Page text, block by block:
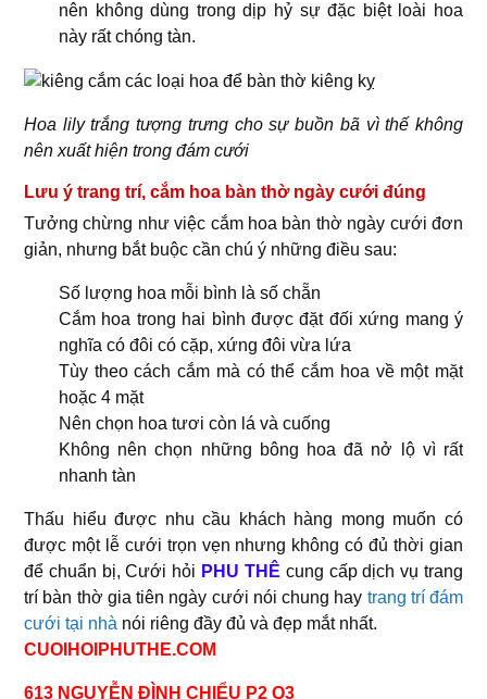
nên không dùng trong dịp hỷ sự đặc biệt loài hoa
này rất chóng tàn.
Hoa lily trắng tượng trưng cho sự buồn bã vì thế không
nên xuất hiện trong đám cưới
Lưu ý trang trí, cắm hoa bàn thờ ngày cưới đúng
Tưởng chừng như việc cắm hoa bàn thờ ngày cưới đơn
giản, nhưng bắt buộc cần chú ý những điều sau:
Số lượng hoa mỗi bình là số chẵn
Cắm hoa trong hai bình được đặt đối xứng mang ý
nghĩa có đôi có cặp, xứng đôi vừa lứa
Tùy theo cách cắm mà có thể cắm hoa về một mặt
hoặc 4 mặt
Nên chọn hoa tươi còn lá và cuống
Không nên chọn những bông hoa đã nở lộ vì rất
nhanh tàn
Thấu hiểu được nhu cầu khách hàng mong muốn có
được một lễ cưới trọn vẹn nhưng không có đủ thời gian
để chuẩn bị, Cưới hỏi PHU THÊ cung cấp dịch vụ trang
trí bàn thờ gia tiên ngày cưới nói chung hay trang trí đám
cưới tại nhà nói riêng đầy đủ và đẹp mắt nhất.
CUOIHOIPHUTHE.COM
613 NGUYỄN ĐÌNH CHIỂU P2 Q3